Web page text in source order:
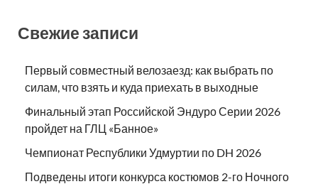
Свежие записи
Первый совместный велозаезд: как выбрать по
силам, что взять и куда приехать в выходные
Финальный этап Российской Эндуро Серии 2026
пройдет на ГЛЦ «Банное»
Чемпионат Республики Удмуртии по DH 2026
Подведены итоги конкурса костюмов 2-го Ночного